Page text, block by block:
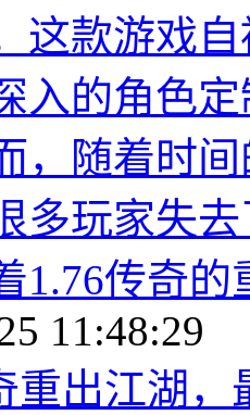
这款游戏
入的角色
，随着时
多玩家失
1.76传奇
11:48:29
重出江湖